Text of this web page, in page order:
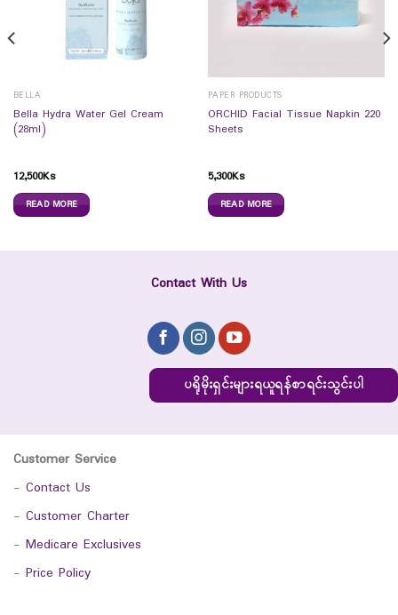
BELLA
Bella Hydra Water Gel Cream
(28ml)
12,500Ks
READ MORE
PAPER PRODUCTS
ORCHID Facial Tissue Napkin 220
Sheets
5,300Ks
READ MORE
Contact With Us
ပရိုမိုးရှင်းများရယူရန်စာရင်းသွင်းပါ
Customer Service
- Contact Us
- Customer Charter
- Medicare Exclusives
- Price Policy